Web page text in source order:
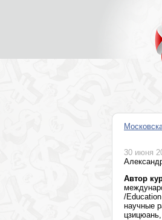
30 июня
Автор
/
научные
цзицюань,